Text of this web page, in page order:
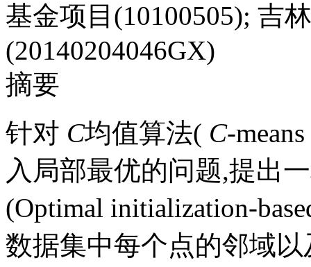
基金项目(10100505); 吉
(20140204046GX)
摘要
针对 C均值算法( C-
入局部最优的问题,提出
(Optimal initialization-
数据集中每个点的邻域